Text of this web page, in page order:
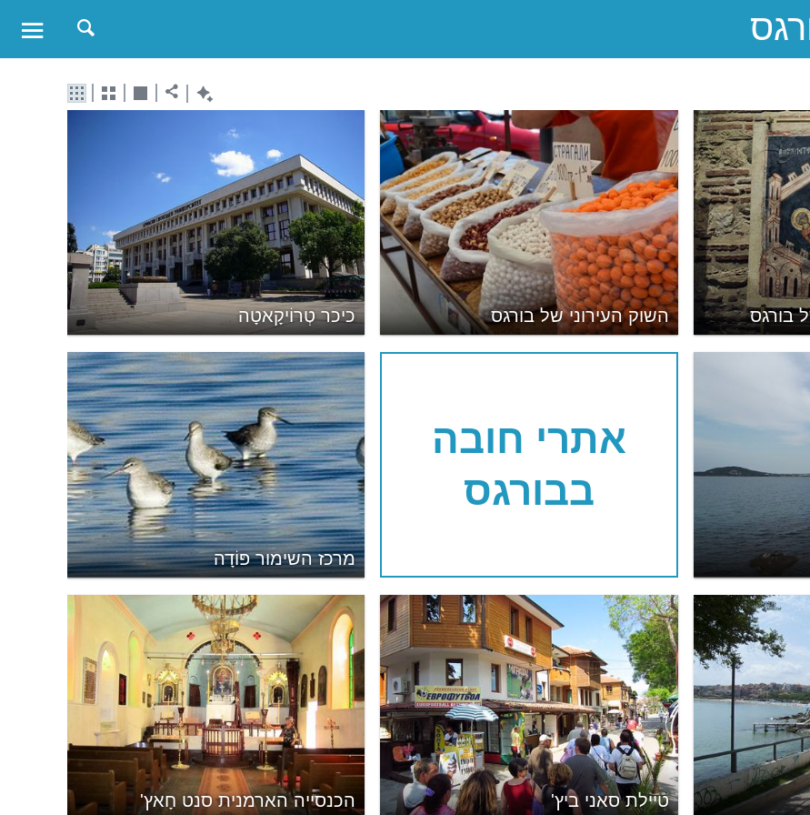
כיכר טְרוֹיקָאטָה השוק העירוני של בורגס בורגס
מרכז השימור פּוֹדָה
אתרי חובה
בבורגס
הכנסייה הארמנית סנט חָאץ' טיילת סאני ביץ'